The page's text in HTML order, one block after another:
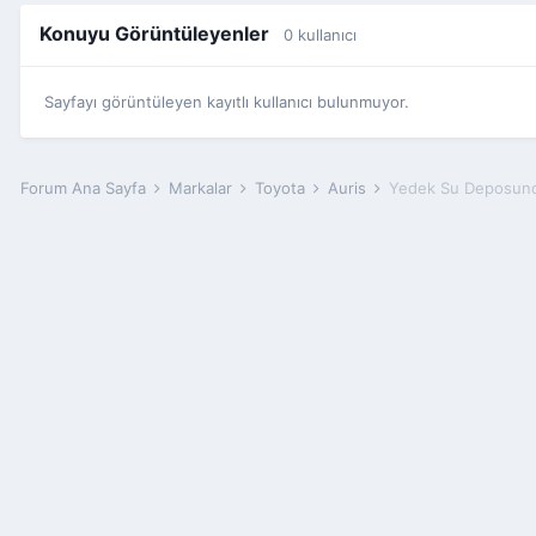
Konuyu Görüntüleyenler 0 kullanıcı
Sayfayı görüntüleyen kayıtlı kullanıcı bulunmuyor.
Forum Ana Sayfa Markalar Toyota Auris Yedek Su